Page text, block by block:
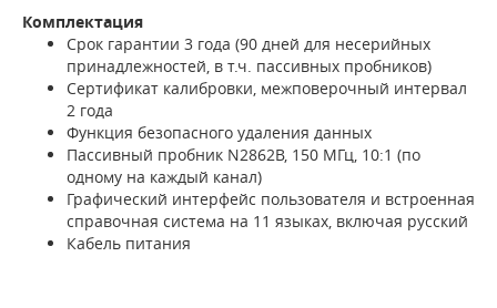
Комплектация
Срок гарантии 3 года (90 дней для несерийных
принадлежностей, в т.ч. пассивных пробников)
Сертификат калибровки, межповерочный интервал
2 года
Функция безопасного удаления данных
Пассивный пробник N2862B, 150 МГц, 10:1 (по
одному на каждый канал)
Графический интерфейс пользователя и встроенная
справочная система на 11 языках, включая русский
Кабель питания